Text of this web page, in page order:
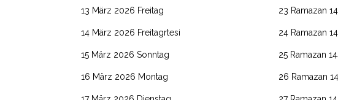
13 März 2026 Freitag 23 Ramazan
14 März 2026 Freitagrtesi 24 Ramazan
15 März 2026 Sonntag 25 Ramazan
16 März 2026 Montag 26 Ramazan